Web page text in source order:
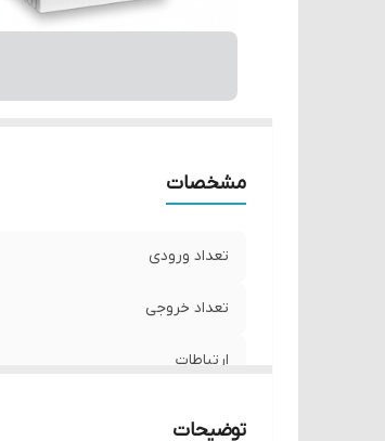
مشخصات
تعداد ورودی
تعداد خروجی
ارتباطات
توضیحات